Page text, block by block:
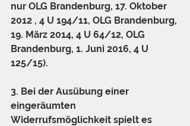
nur OLG Brandenburg, 17. Oktober
2012 , 4 U 194/11, OLG Brandenburg,
19. März 2014, 4 U 64/12, OLG
Brandenburg, 1. Juni 2016, 4 U
125/15).
3. Bei der Ausübung einer
eingeräumten
Widerrufsmöglichkeit spielt es